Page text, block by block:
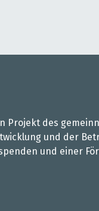
Projekt des
und der
und einer